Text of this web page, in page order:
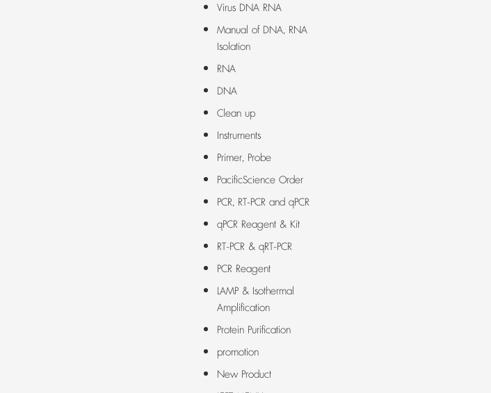
Virus DNA RNA
Manual of DNA, RNA
Isolation
RNA
DNA
Clean up
Instruments
Primer, Probe
PacificScience Order
PCR, RT-PCR and qPCR
qPCR Reagent & Kit
RT-PCR & qRT-PCR
PCR Reagent
LAMP & Isothermal
Amplification
Protein Purification
promotion
New Product